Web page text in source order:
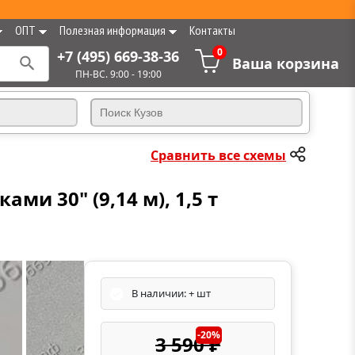
ОПТ Полезная информация Контакты
+7 (495) 669-38-36
ПН-ВС. 9:00 - 19:00
0
Ваша корзина
Сравнить все схемы
30" (9,14 м), 1,5 т
В наличии: + шт
-20%
3 590 ₽